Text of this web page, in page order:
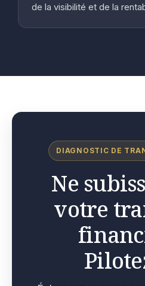
de la visibilité et de la
DIAGNOSTIC DE
Ne
votre